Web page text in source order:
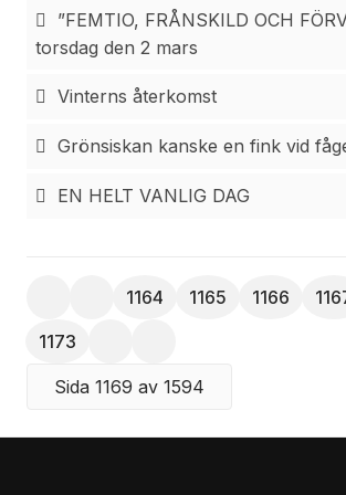
”FEMTIO, FRÅNSKILD OCH
torsdag den 2 mars
Vinterns återkomst
Grönsiskan kanske en fink vid
EN HELT VANLIG DAG
1164 1165 1166
1173
Sida 1169 av 1594